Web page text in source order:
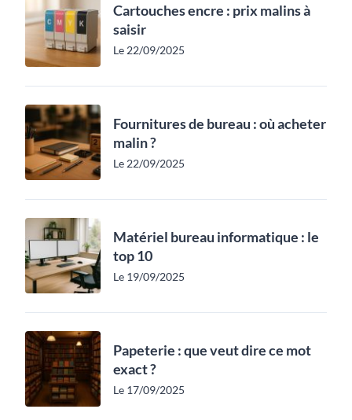
Cartouches encre : prix malins à
saisir
Le 22/09/2025
Fournitures de bureau : où acheter
malin ?
Le 22/09/2025
Matériel bureau informatique : le
top 10
Le 19/09/2025
Papeterie : que veut dire ce mot
exact ?
Le 17/09/2025